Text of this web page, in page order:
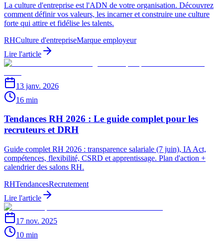
La culture d'entreprise est l'ADN de votre organisation. Découvrez
comment définir vos valeurs, les incarner et construire une culture
forte qui attire et fidélise les talents.
RHCulture d'entrepriseMarque employeur
Lire l'article
13 janv. 2026
16 min
Tendances RH 2026 : Le guide complet pour les
recruteurs et DRH
Guide complet RH 2026 : transparence salariale (7 juin), IA Act,
compétences, flexibilité, CSRD et apprentissage. Plan d'action +
calendrier des salons RH.
RHTendancesRecrutement
Lire l'article
17 nov. 2025
10 min